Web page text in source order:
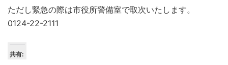
ただし緊急の際は市役所警備室で取次いたします。
0124-22-2111
共有: